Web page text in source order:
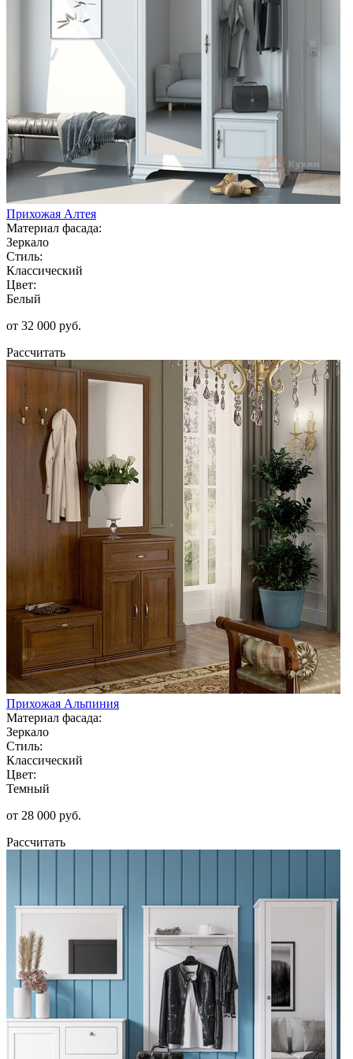
Прихожая Алтея
Материал фасада:
Зеркало
Стиль:
Классический
Цвет:
Белый
от 32 000 руб.
Рассчитать
Прихожая Альпиния
Материал фасада:
Зеркало
Стиль:
Классический
Цвет:
Темный
от 28 000 руб.
Рассчитать